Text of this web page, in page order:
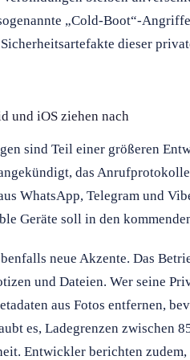
„Cold-Boot“-
dieser
und iOS ziehen nach
sind Teil einer größeren
das
WhatsApp, Telegram und
Geräte soll in den
neue Akzente. Das
und Dateien. Wer seine
aus Fotos entfernen,
es, Ladegrenzen zwischen
Entwickler berichten